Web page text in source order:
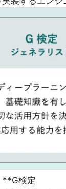
検定